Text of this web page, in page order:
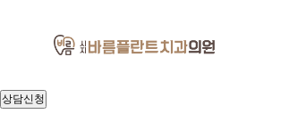
개인정보처리방침
및 이용약관
상담신청